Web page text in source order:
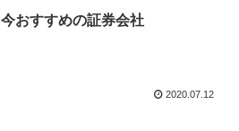
今おすすめの証券会社
2020.07.12